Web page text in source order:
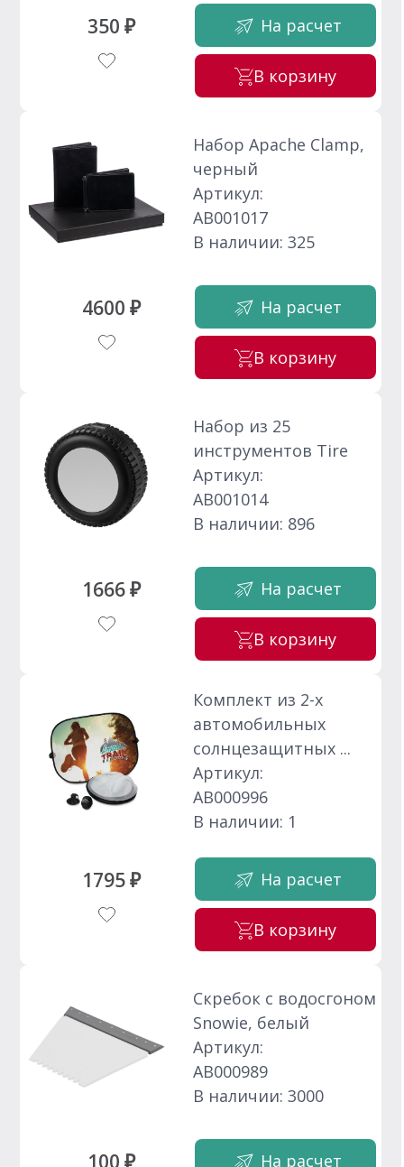
350 ₽ На расчет
В корзину
4600 ₽
Набор Apache Clamp,
черный
Артикул:
АВ001017
В наличии: 325
На расчет
В корзину
1666 ₽
Набор из 25
инструментов Tire
Артикул:
АВ001014
В наличии: 896
На расчет
В корзину
1795 ₽
Комплект из 2-х
автомобильных
солнцезащитных ...
Артикул:
АВ000996
В наличии: 1
На расчет
В корзину
100 ₽
Скребок с водосгоном
Snowie, белый
Артикул:
АВ000989
В наличии: 3000
На расчет